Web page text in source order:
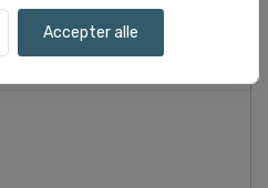
Accepter alle
730
ved 5 pers.